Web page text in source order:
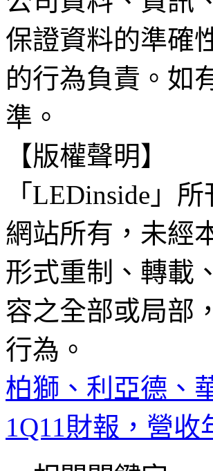
保證資料的準確
的行為負責。如
準。
【版權聲明】
「LEDinside」
網站所有，未經
形式重制、轉載
容之全部或局部
行為。
柏獅、利亞德、
1Q11財報，營收